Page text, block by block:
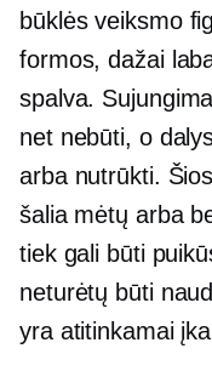
būklės veiksmo
formos, dažai
spalva.
net nebūti, o
arba nutrūkti.
šalia mėtų arba
tiek gali būti
neturėtų būti
yra atitinkamai